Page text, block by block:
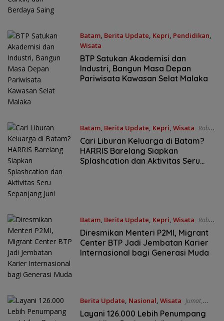
Batam, Berita Update, Kepri, Pendidikan,
Wisata
Senin, 29/06/2026 - 9:03 WIB
BTP Satukan Akademisi dan
Industri, Bangun Masa Depan
Pariwisata Kawasan Selat Malaka
Batam, Berita Update, Kepri, Wisata Rabu,
10/06/2026 - 5:29 WIB
Cari Liburan Keluarga di Batam?
HARRIS Barelang Siapkan
Splashcation dan Aktivitas Seru
Batam, Berita Update, Kepri, Wisata Rabu,
10/06/2026 - 9:09 WIB
Diresmikan Menteri P2MI, Migrant
Center BTP Jadi Jembatan Karier
Internasional bagi Generasi Muda
Berita Update, Nasional, Wisata Jumat,
05/06/2026 - 3:20 WIB
Layani 126.000 Lebih Penumpang